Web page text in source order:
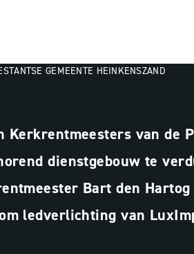
GEMEENTE HEINKENSZAND
Kerkrentmeesters van de
dienstgebouw te
Bart den
ledverlichting van